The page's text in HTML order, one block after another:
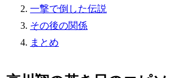
一撃で倒した伝説
その後の関係
まとめ